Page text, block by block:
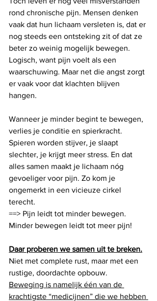
rond chronische pijn. Mensen denken
vaak dat hun lichaam versleten is, dat er
nog steeds een ontsteking zit of dat ze
beter zo weinig mogelijk bewegen.
Logisch, want pijn voelt als een
waarschuwing. Maar net die angst zorgt
er vaak voor dat klachten blijven
hangen.
Wanneer je minder begint te bewegen,
verlies je conditie en spierkracht.
Spieren worden stijver, je slaapt
slechter, je krijgt meer stress. En dat
alles samen maakt je lichaam nóg
gevoeliger voor pijn. Zo kom je
ongemerkt in een vicieuze cirkel
terecht.
==> Pijn leidt tot minder bewegen.
Minder bewegen leidt tot meer pijn!
Daar proberen we samen uit te breken.
Niet met complete rust, maar met een
rustige, doordachte opbouw.
Beweging is namelijk één van de
krachtigste “medicijnen” die we hebben